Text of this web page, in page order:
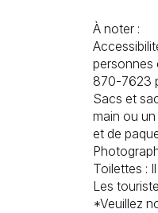
À noter :
personnes
870-7623
Sacs et
main ou
et de
Toilettes :
Les
*Veuillez